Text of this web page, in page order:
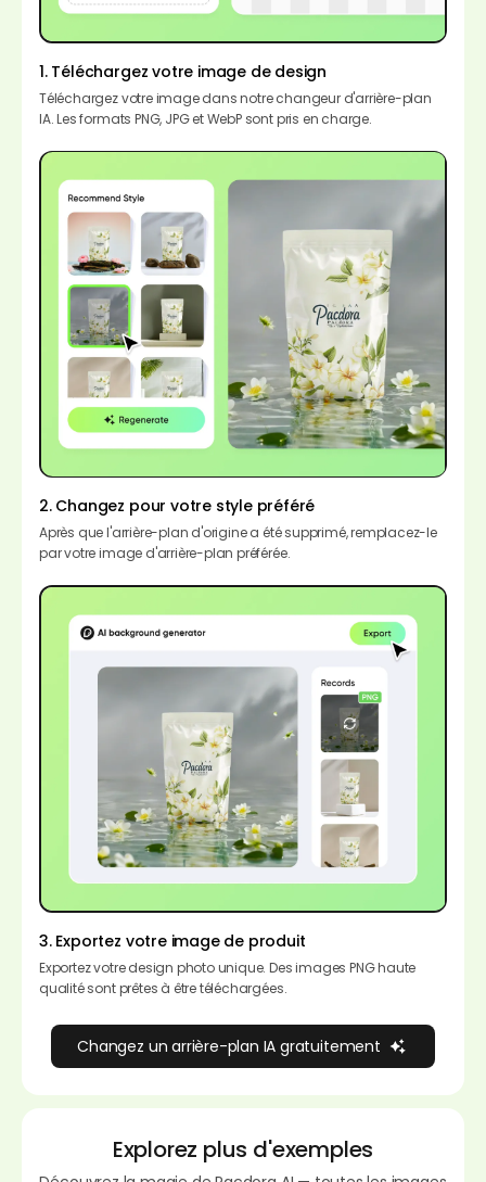
1. Téléchargez votre image de design
Téléchargez votre image dans notre changeur d'arrière-plan
IA. Les formats PNG, JPG et WebP sont pris en charge.
2. Changez pour votre style préféré
Après que l'arrière-plan d'origine a été supprimé, remplacez-le
par votre image d'arrière-plan préférée.
3. Exportez votre image de produit
Exportez votre design photo unique. Des images PNG haute
qualité sont prêtes à être téléchargées.
Changez un arrière-plan IA gratuitement
Explorez plus d'exemples